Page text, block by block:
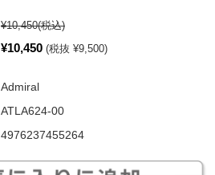
¥10,450(税込)
¥10,450 (税抜 ¥9,500)
Admiral
ATLA624-00
4976237455264